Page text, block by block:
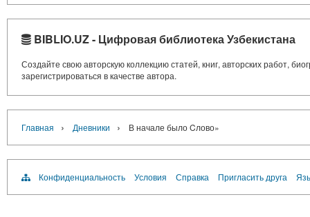
BIBLIO.UZ - Цифровая библиотека Узбекистана
Создайте свою авторскую коллекцию статей, книг, авторских работ,
зарегистрироваться в качестве автора.
Главная › Дневники › В начале было Cлово»
Конфиденциальность Условия Справка Пригласить друга